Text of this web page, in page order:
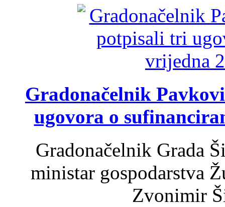
Gradonačelnik
ugovora o
Gradonačelnik Grada
ministar gospodarstva
Zvonimir